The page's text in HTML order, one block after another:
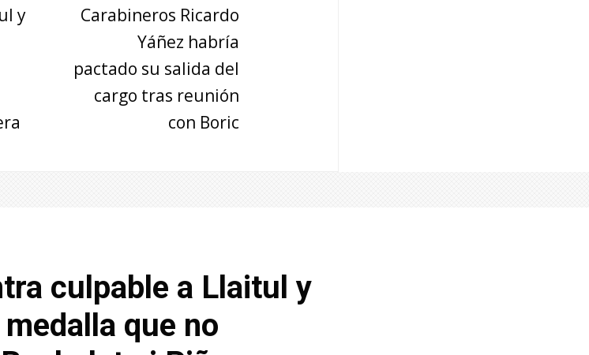
y
Carabineros Ricardo
Yáñez habría
pactado su salida del
cargo tras reunión
con Boric
culpable a Llaitul y
que no